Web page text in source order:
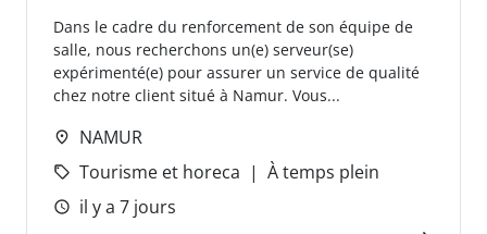
Dans le cadre du renforcement de son équipe de
salle, nous recherchons un(e) serveur(se)
expérimenté(e) pour assurer un service de qualité
chez notre client situé à Namur. Vous...
NAMUR
Tourisme et horeca
À temps plein
il y a 7 jours